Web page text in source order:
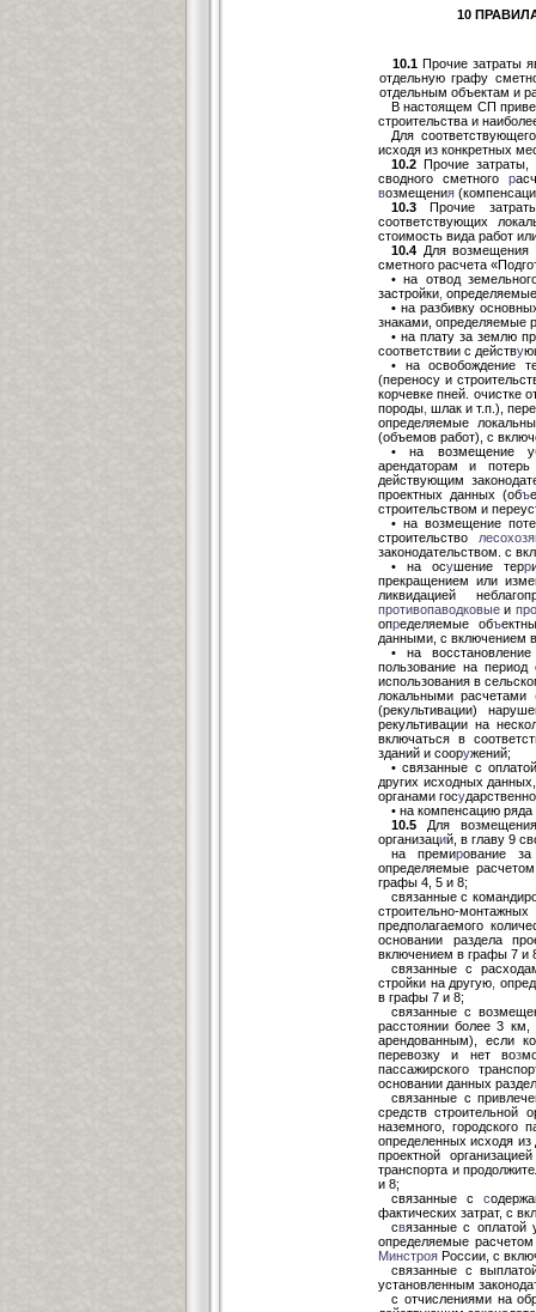
10
10.1 Прочие затраты
отдельную графу
отдельным объектам и
В настоящем СП
строительства и
Для
исходя из конкретных
10.2 Прочие затраты,
сводного сметного расч
возмещения
10.3 Прочие
соответствующих
стоимость вида работ
10.4 Для возмещения
сметного расчета
• на отвод
застройки
• на разбивку
знаками, определяемые
• на плату за землю
соответствии с действу
• на освобождение
(переносу и
корчевке пней. очистке
породы шлак и т.п.),
определяемые
(объемов работ), с
• на возмещение
арендаторам и потерь
действующим
проектных данных (объ
строительством и
• на возмещение
строительство
законодательством. с
• на осушение терр
прекращением или
ликвидацией
противопаводковые и
определяемые объ
данными, с включением
• на
пользование на период
использования в
локальными расчетами
(рекультивации)
рекультивации на
включаться в
зданий и сооружений;
• связанные с
других исходных
органами госу
• на компенсацию ряда
10.5 Для
организаций, в главу 9
на премирование
определяемые
графы 4, 5 и 8;
связанные с
строительно-
предполагаемого
основании раздела
включением в графы 7 и
связанные с
стройки на другую
в графы 7 и 8;
связанные с
расстоянии более 3 км,
арендованным), если
перевозку и нет воз
пассажирского
основании данных
связанные с
средств строительной
наземного, городского
определенных исходя
проектной
транспорта и
и 8;
связанные с с
фактических затрат, с
связанные с оплатой
определяемые расчетом
Минстроя России, с
связанные с
установленным
с отчислениями на